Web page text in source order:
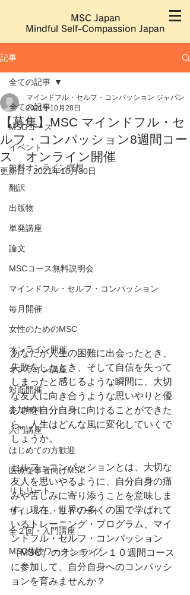
MSC Japan
​Mindful Self-Compassion Japan
記事
全ての記事
MSCコース
イベント
無料オンライン瞑想
翻訳
出版物
単発講座
論文
MSCコース無料説明会
マインドフル・セルフ・コンパッション
毎月開催
女性のためのMSC
オンライン開催
オンライン講座
対面開催
参加無料
入門講座
はじめての方歓迎
医療従事者向けMSC
リトリート
サイレント・リトリート
全２回・入門講座
MSC体験ワークショップ
全ての記事
【募集】MSC マインドフル・セ
ルフ・コンパッション8週間コー
ス オンライン開催
マインドフル・セルフ・コンパッション ジャパン
2021年10月28日
更新日： 2021年10月30日
あなたが人生の困難に出会ったとき、
失敗をしたとき、そして自信を失って
しまったと感じるような瞬間に、大切
な友人に向き合うような思いやりと優
しさを自分自身に向けることができた
ら、人生はどんな風に変化していくで
しょうか。
セルフ・コンパッションとは、大切な
友人を思いやるように、自分自身の痛
みや苦しみに寄り添うことを意味しま
す。現在、世界の多くの国で学ばれて
いるトレーニング・プログラム、マイ
ンドフル・セルフ・コンパッション
（MSC）のオンライン１０週間コース
に参加して、自分自身へのコンパッシ
ョンを育みませんか？